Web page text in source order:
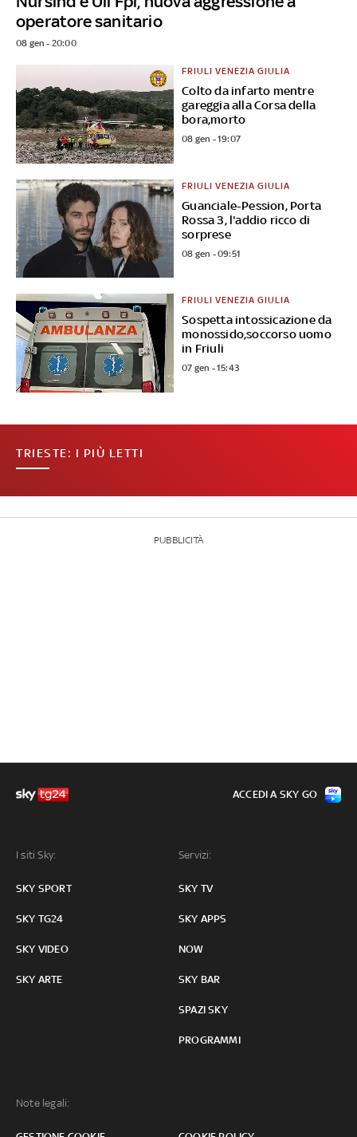
operatore sanitario
08 gen - 20:00
Colto da infarto mentre
gareggia alla Corsa della
bora,morto
FRIULI VENEZIA GIULIA
08 gen - 19:07
Guanciale-Pession, Porta
Rossa 3, l'addio ricco di
sorprese
FRIULI VENEZIA GIULIA
08 gen - 09:51
Sospetta intossicazione da
monossido,soccorso uomo
in Friuli
FRIULI VENEZIA GIULIA
07 gen - 15:43
TRIESTE: I PIÙ LETTI
PUBBLICITÀ
I siti Sky:
SKY SPORT
SKY TG24
SKY VIDEO
SKY ARTE
Servizi:
SKY TV
SKY APPS
NOW
SKY BAR
SPAZI SKY
PROGRAMMI
Note legali:
ACCEDI A SKY GO